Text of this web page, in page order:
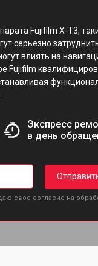
Fujifilm X-T3,
серьезно
влиять на
Fujifilm
Экспресс
в день
свое согласие на